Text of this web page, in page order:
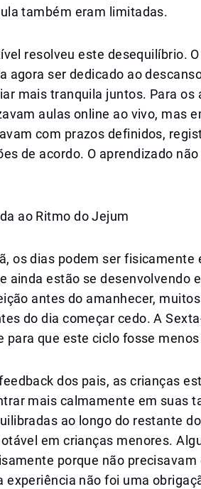
também eram limitadas.
resolveu este desequilíbrio.
agora ser dedicado ao
mais tranquila juntos. Para os
aulas online ao vivo, mas
com prazos definidos,
de acordo. O aprendizado
ao Ritmo do Jejum
os dias podem ser
ainda estão se desenvolvendo
antes do amanhecer,
do dia começar cedo. A
para que este ciclo fosse
dos pais, as crianças
mais calmamente em suas
ao longo do restante
em crianças menores.
porque não
experiência não foi uma